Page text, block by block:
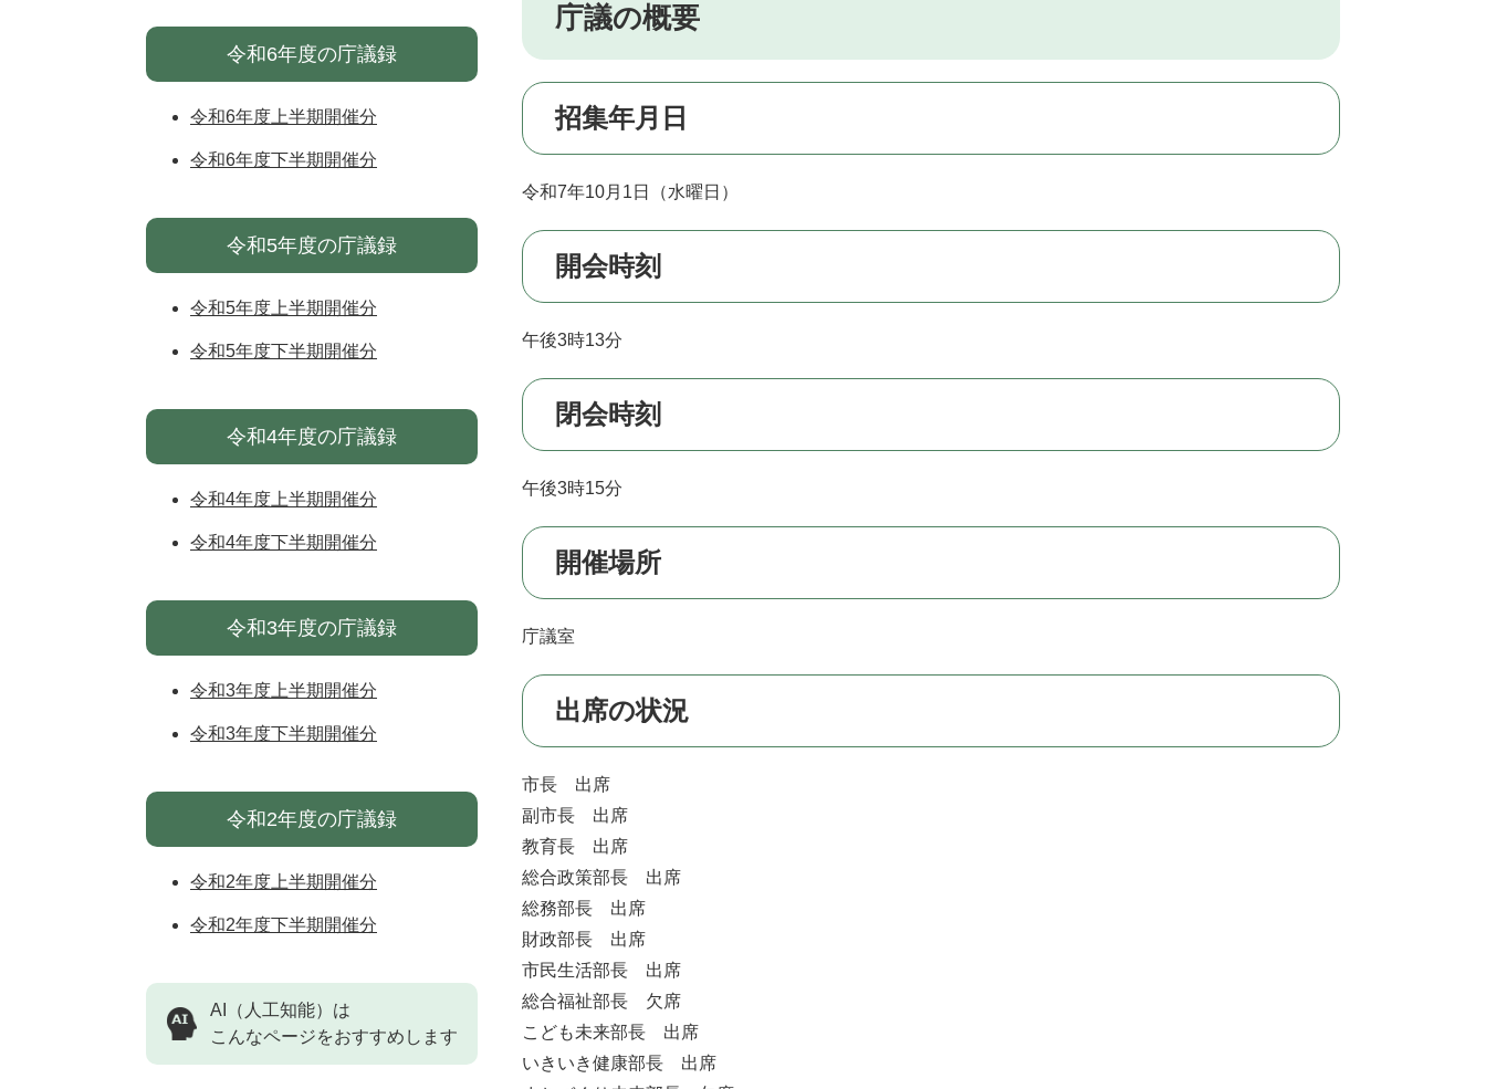
庁議の概要
招集年月日
令和7年10月1日（水曜日）
開会時刻
午後3時13分
閉会時刻
午後3時15分
開催場所
庁議室
出席の状況
市長 出席
副市長 出席
教育長 出席
総合政策部長 出席
総務部長 出席
財政部長 出席
市民生活部長 出席
総合福祉部長 欠席
こども未来部長 出席
いきいき健康部長 出席
令和6年度の庁議録
令和6年度上半期開催分
令和6年度下半期開催分
令和5年度の庁議録
令和5年度上半期開催分
令和5年度下半期開催分
令和4年度の庁議録
令和4年度上半期開催分
令和4年度下半期開催分
令和3年度の庁議録
令和3年度上半期開催分
令和3年度下半期開催分
令和2年度の庁議録
令和2年度上半期開催分
令和2年度下半期開催分
AI（人工知能）は
こんなページをおすすめします